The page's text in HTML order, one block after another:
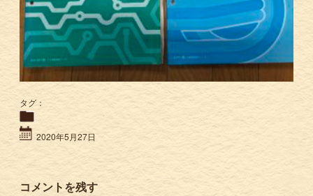
タグ：
2020年5月27日
コメントを残す